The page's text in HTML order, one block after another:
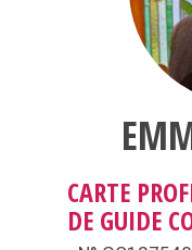
CARTE
DE GUIDE